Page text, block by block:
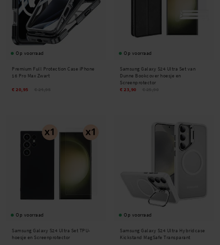
Op voorraad
Premium Full Protection Case iPhone
16 Pro Max Zwart
€ 20,95
Op voorraad
Samsung Galaxy S24 Ultra Set van
Dunne Bookcover hoesje en
Screenprotector
€ 23,90
Op voorraad
Samsung Galaxy S24 Ultra Set TPU-
hoesje en Screenprotector
Op voorraad
Samsung Galaxy S24 Ultra Hybridcase
Kickstand MagSafe Transparant